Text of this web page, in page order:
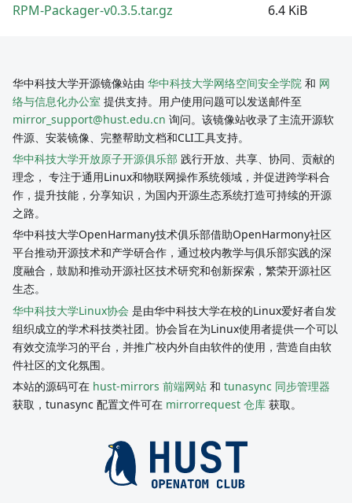
RPM-Packager-v0.3.5.tar.gz
6.4 KiB
华中科技大学开源镜像站由 华中科技大学网络空间安全学院 和 网
络与信息化办公室 提供支持。用户使用问题可以发送邮件至
mirror_support@hust.edu.cn 询问。该镜像站收录了主流开源软
件源、安装镜像、完整帮助文档和CLI工具支持。
华中科技大学开放原子开源俱乐部 践行开放、共享、协同、贡献的
理念， 专注于通用Linux和物联网操作系统领域，并促进跨学科合
作，提升技能，分享知识，为国内开源生态系统打造可持续的开源
之路。
华中科技大学OpenHarmany技术俱乐部借助OpenHarmony社区
平台推动开源技术和产学研合作，通过校内教学与俱乐部实践的深
度融合，鼓励和推动开源社区技术研究和创新探索，繁荣开源社区
生态。
华中科技大学Linux协会 是由华中科技大学在校的Linux爱好者自发
组织成立的学术科技类社团。协会旨在为Linux使用者提供一个可以
有效交流学习的平台，并推广校内外自由软件的使用，营造自由软
件社区的文化氛围。
本站的源码可在 hust-mirrors 前端网站 和 tunasync 同步管理器
获取，tunasync 配置文件可在 mirrorrequest 仓库 获取。